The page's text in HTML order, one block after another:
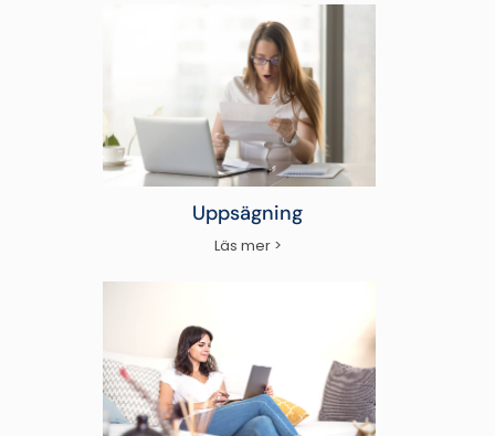
Uppsägning
Läs mer >